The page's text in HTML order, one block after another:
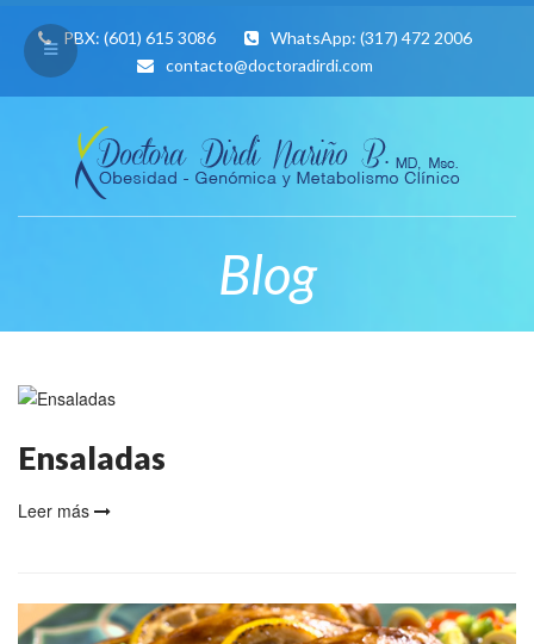
PBX: (601) 615 3086 WhatsApp: (317) 472 2006
contacto@doctoradirdi.com
Blog
Ensaladas
Leer más